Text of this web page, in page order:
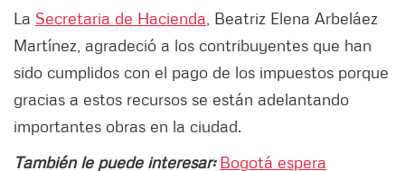
La Secretaria de Hacienda , Beatriz Elena Arbeláez
Martínez, agradeció a los contribuyentes que han
sido cumplidos con el pago de los impuestos porque
gracias a estos recursos se están adelantando
importantes obras en la ciudad.
También le puede interesar: Bogotá espera